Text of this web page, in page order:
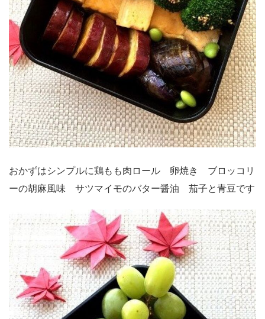
おかずはシンプルに鶏もも肉ロール 卵焼き ブロッコリ
ーの胡麻風味 サツマイモのバター醤油 茄子と青豆です